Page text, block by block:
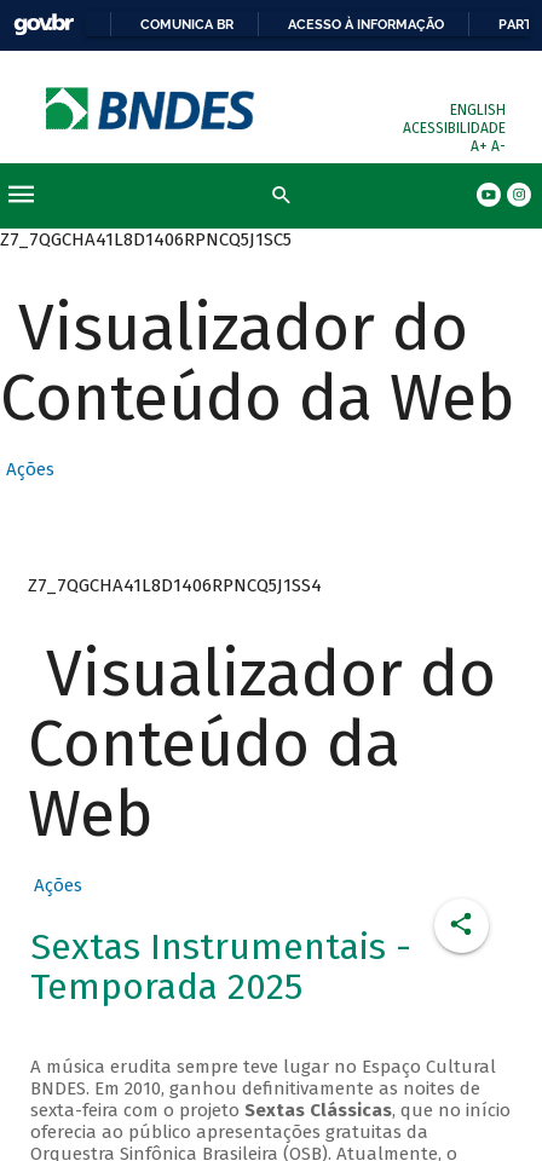
COMUNICA BR ACESSO À INFORMAÇÃO
ENGLISH
ACESSIBILIDADE
A+ A-
Z7_7QGCHA41L8D1406RPNCQ5J1SC5
Visualizador do
Conteúdo da Web
Ações
Z7_7QGCHA41L8D1406RPNCQ5J1SS4
Visualizador do
Conteúdo da
Web
Ações
Sextas Instrumentais -
Temporada 2025
A música erudita sempre teve lugar no Espaço Cultural
BNDES. Em 2010, ganhou definitivamente as noites de
sexta-feira com o projeto Sextas Clássicas, que no início
oferecia ao público apresentações gratuitas da
Orquestra Sinfônica Brasileira (OSB). Atualmente, o